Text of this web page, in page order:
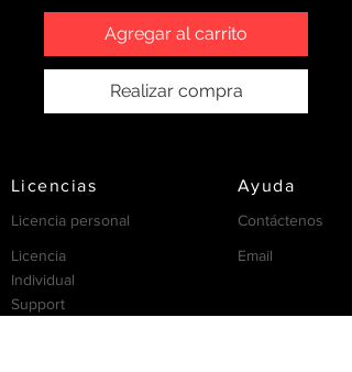
Agregar al carrito
Realizar compra
Licencias Ayuda
Licencia personal
Licencia
Individual
Contáctenos
Email
Support